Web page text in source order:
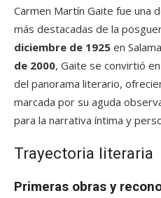
Carmen Martín Gaite fue una
más destacadas de la
diciembre de 1925 en
de 2000, Gaite se convirtió
del panorama literario,
marcada por su aguda
para la narrativa íntima y
Trayectoria literaria
Primeras obras y